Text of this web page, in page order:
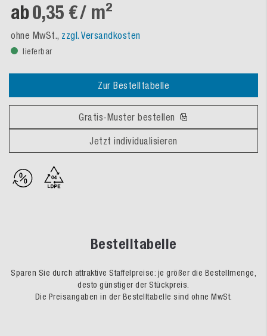
ab0,35 €/ m²
ohne MwSt., zzgl. Versandkosten
lieferbar
Zur Bestelltabelle
Gratis-Muster bestellen
Jetzt individualisieren
Bestelltabelle
Sparen Sie durch attraktive Staffelpreise: je größer die Bestellmenge,
desto günstiger der Stückpreis.
Die Preisangaben in der Bestelltabelle sind ohne MwSt.